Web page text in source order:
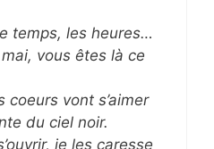
temps, les heures…
vous êtes là ce
vont s’aimer
du ciel noir.
je les caresse